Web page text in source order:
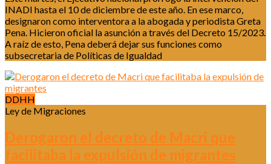
INADI hasta el 10 de diciembre de este año. En ese marco,
designaron como interventora a la abogada y periodista Greta
Pena. Hicieron oficial la asunción a través del Decreto 15/2023.
A raíz de esto, Pena deberá dejar sus funciones como
subsecretaria de Políticas de Igualdad
DDHH
Ley de Migraciones
Derogaron el decreto de Macri que
facilitaba la expulsión de migrantes